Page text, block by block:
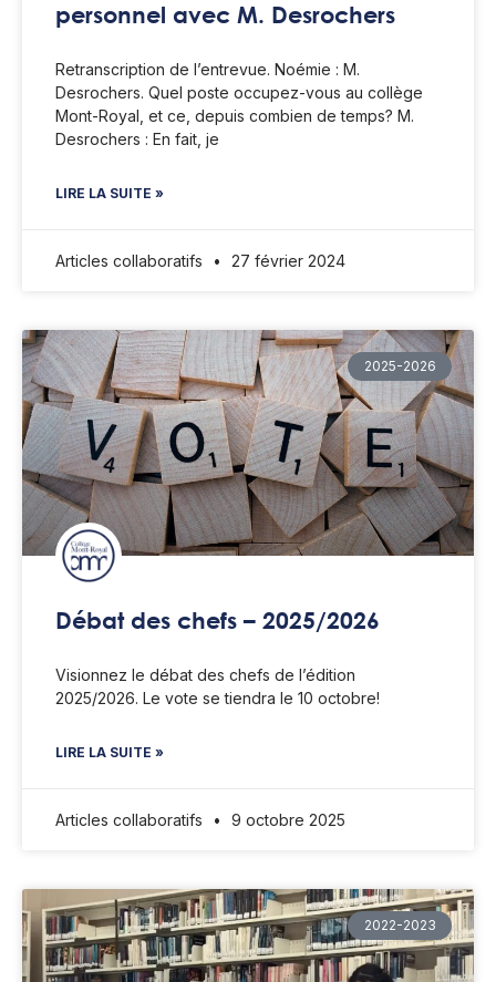
personnel avec M. Desrochers
Retranscription de l’entrevue. Noémie : M.
Desrochers. Quel poste occupez-vous au collège
Mont-Royal, et ce, depuis combien de temps? M.
Desrochers : En fait, je
LIRE LA SUITE »
Articles collaboratifs 27 février 2024
2025-2026
Débat des chefs – 2025/2026
Visionnez le débat des chefs de l’édition
2025/2026. Le vote se tiendra le 10 octobre!
LIRE LA SUITE »
Articles collaboratifs 9 octobre 2025
2022-2023